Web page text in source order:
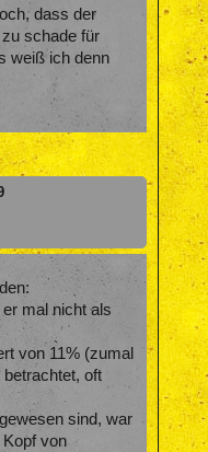
dass der
schade für
weiß ich denn
mal nicht als
von 11% (zumal
oft
sind, war
von